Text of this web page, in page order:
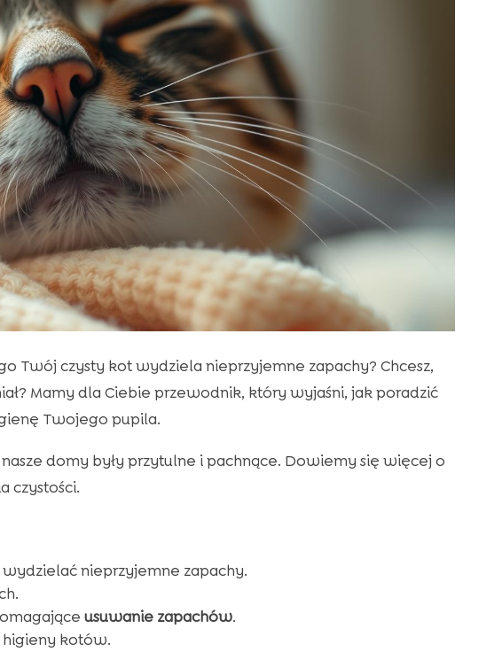
Twój czysty kot wydziela nieprzyjemne zapachy? Chcesz,
Mamy dla Ciebie przewodnik, który wyjaśni, jak poradzić
Twojego pupila.
domy były przytulne i pachnące. Dowiemy się więcej o
czystości.
nieprzyjemne zapachy.
usuwanie zapachów.
kotów.